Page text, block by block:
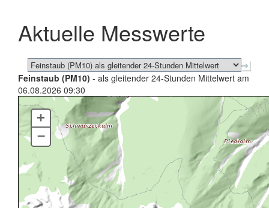
schließen
Aktuelle Messwerte
Feinstaub (PM10) - als gleitender 24-Stunden Mittelwert am
06.08.2026 09:30
+
–